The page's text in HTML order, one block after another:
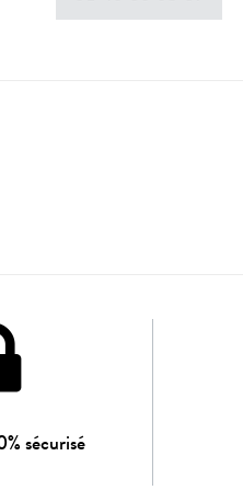
sécurisé